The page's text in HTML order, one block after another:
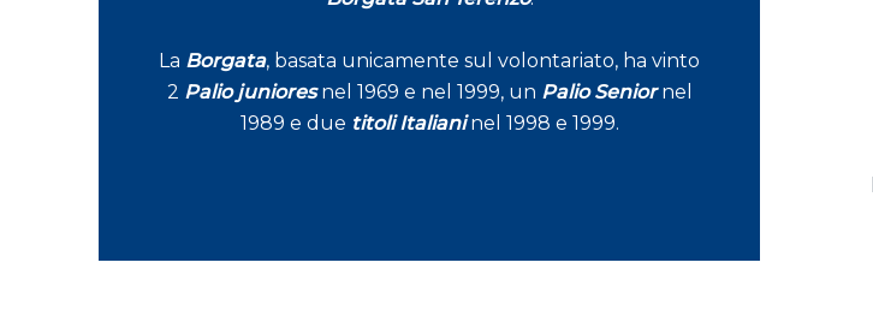
La Borgata, basata unicamente sul volontariato, ha vinto
2 Palio junioresnel 1969 e nel 1999, un Palio Seniornel
1989 e due titoli Italianinel 1998 e 1999.